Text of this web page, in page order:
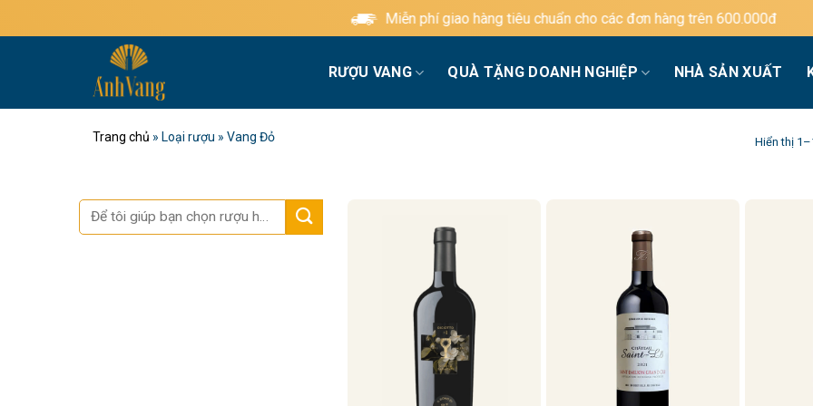
qua
Miễn phí giao hàng tiêu chuẩn cho các đơn hàng trên 600.000đ
RƯỢU VANG QUÀ TẶNG DOANH NGHIỆP NHÀ SẢN XUẤT
Trang chủ » Loại rượu » Vang Đỏ Hiển thị
Tìm
kiếm: